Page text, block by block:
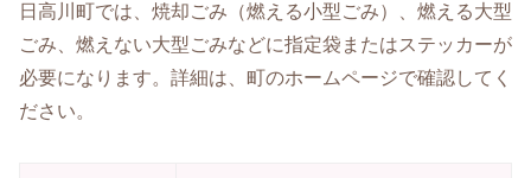
日高川町では、焼却ごみ（燃える小型ごみ）、燃える大型
ごみ、燃えない大型ごみなどに指定袋またはステッカーが
必要になります。詳細は、町のホームページで確認してく
ださい。